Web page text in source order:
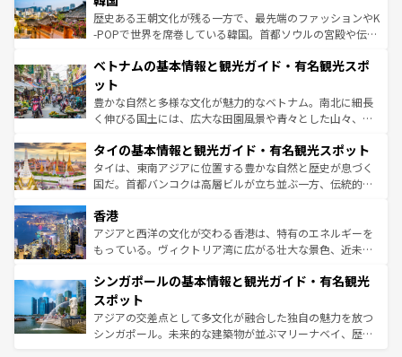
ビング、ハイキングなど、アウトドア好きにはたまらな
い。オーストラリアの多彩な魅力を存分に味わいつくそ
参照してほしい。
と山間の静けさが共存しており、訪れる人に新しい発見と
驚きをもたらしてくれる。また、奥深い台湾の食文化も魅
容にもいいと評判のスイーツなど、バラエティ豊かな料理
照してほしい。
歴史ある王朝文化が残る一方で、最先端のファッションやK
-POPで世界を席巻している韓国。首都ソウルの宮殿や伝統
き、地方に足を延ばせば四季折々の自然美を楽しむことが
できる。そして、キムチや焼肉、絶品のストリートフード
まで、さまざまな韓国料理が待っている。夜には、韓国な
らではのナイトライフも堪能できる。あたたかいホスピタ
わってみてほしい。 なお、新着の韓国情報はコンテンツ一
覧 を参照してほしい。
ベトナムの基本情報と観光ガイド・有名観光スポ
ット
豊かな自然と多様な文化が魅力的なベトナム。南北に細長
く伸びる国土には、広大な田園風景や青々とした山々、世
急速な発展と共に伝統が息づく。ハノイの古い町並みやホ
ーチミン市のフランス統治時代の建物も、独特の雰囲気を
醸し出している。また、バラエティの豊かさとおいしさで
とつ。フォーやバインミー、ベトナムコーヒーなどは、ぜ
ひ現地で味わいたい。どの地域を訪れてもあたたかい人々
が旅行者を迎えてくれるので、きっと忘れられない旅にな
参照してほしい。
タイの基本情報と観光ガイド・有名観光スポット
タイは、東南アジアに位置する豊かな自然と歴史が息づく
国だ。首都バンコクは高層ビルが立ち並ぶ一方、伝統的な
の活気が交差している。北部ではチェンマイなどの山岳地
帯で自然と触れ合い、南部ではプーケットやクラビの美し
いビーチでリゾート気分を楽しむことができる。タイ料理
激する。気候は一年中温暖で、どの季節にも異なる楽しみ
が待っている。親しみやすいタイの人々、仏教を中心とし
た文化、そして多様な観光資源が、訪れる旅人を魅了し続
ける。 なお、新着のタイ情報はコンテンツ一覧を参照して
香港
アジアと西洋の文化が交わる香港は、特有のエネルギーを
もっている。ヴィクトリア湾に広がる壮大な景色、近未来
み、どこを訪れても感動するはず。観光スポットが密集し
ており、効率よく見どころを回れるのも魅力。息をのむよ
うな絶景から文化的な体験まで、香港を存分に楽しみ尽く
そう。 なお、新着の香港情報はコンテンツ一覧を参照して
シンガポールの基本情報と観光ガイド・有名観光
スポット
アジアの交差点として多文化が融合した独自の魅力を放つ
シンガポール。未来的な建築物が並ぶマリーナベイ、歴史